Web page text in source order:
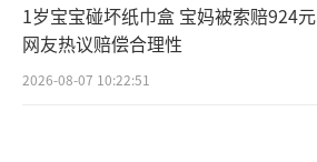
1岁宝宝碰坏纸巾盒 宝妈被索赔924元
网友热议赔偿合理性
2026-08-07 10:22:51